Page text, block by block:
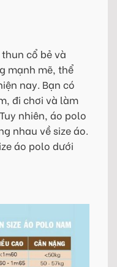
cổ bẻ và
mạnh mẽ, thể
nay. Bạn có
đi chơi và làm
nhiên, áo polo
nhau về size áo.
áo polo dưới